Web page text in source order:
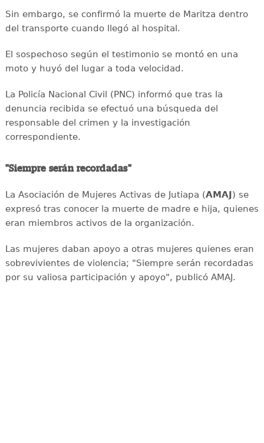
Sin embargo, se confirmó la muerte de Maritza dentro
del transporte cuando llegó al hospital.
El sospechoso según el testimonio se montó en una
moto y huyó del lugar a toda velocidad.
La Policía Nacional Civil (PNC) informó que tras la
denuncia recibida se efectuó una búsqueda del
responsable del crimen y la investigación
correspondiente.
"Siempre serán recordadas"
La Asociación de Mujeres Activas de Jutiapa (AMAJ) se
expresó tras conocer la muerte de madre e hija, quienes
eran miembros activos de la organización.
Las mujeres daban apoyo a otras mujeres quienes eran
sobrevivientes de violencia; "Siempre serán recordadas
por su valiosa participación y apoyo", publicó AMAJ.